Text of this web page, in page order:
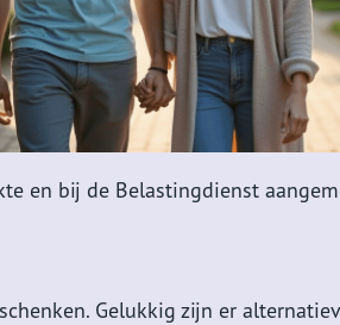
en bij de Belastingdienst
Gelukkig zijn er